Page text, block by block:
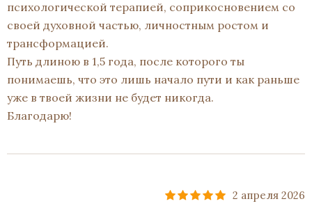
психологической терапией, соприкосновением со
своей духовной частью, личностным ростом и
трансформацией.
Путь длиною в 1,5 года, после которого ты
понимаешь, что это лишь начало пути и как раньше
уже в твоей жизни не будет никогда.
Благодарю!
2 апреля 2026